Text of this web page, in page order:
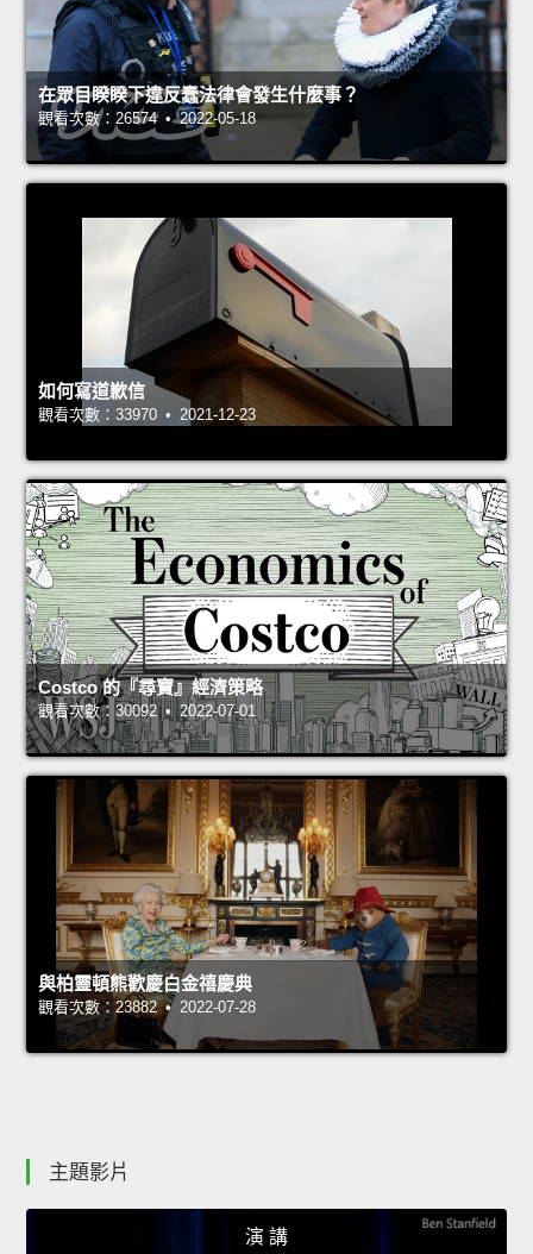
在眾目睽睽下違反蠢法律會發生什麼事？
觀看次數：26574 • 2022-05-18
如何寫道歉信
觀看次數：33970 • 2021-12-23
Costco 的『尋寶』經濟策略
觀看次數：30092 • 2022-07-01
與柏靈頓熊歡慶白金禧慶典
觀看次數：23882 • 2022-07-28
主題影片
演 講